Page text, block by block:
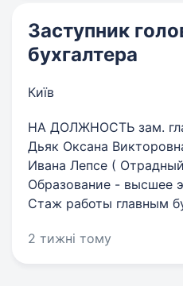
Заступник
бухгалтера
Київ
НА ДОЛЖНОСТЬ зам.
Дьяк Оксана
Ивана Лепсе (
Образование - высшее
Стаж работы главным
2 тижні тому